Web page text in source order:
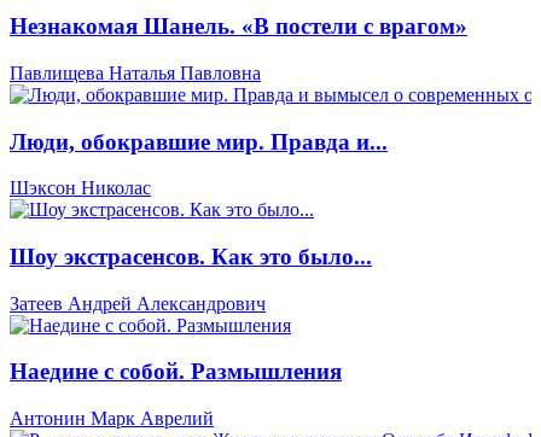
Незнакомая Шанель. «В постели с врагом»
Павлищева Наталья Павловна
Люди, обокравшие мир. Правда и...
Шэксон Николас
Шоу экстрасенсов. Как это было...
Затеев Андрей Александрович
Наедине с собой. Размышления
Антонин Марк Аврелий